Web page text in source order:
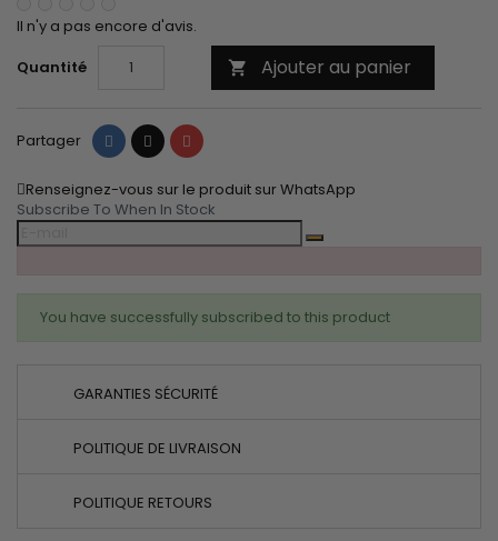
Il n'y a pas encore d'avis.
Quantité
 Ajouter au panier
Partager PartagerTweet Pinterest
Renseignez-vous sur le produit sur WhatsApp
Subscribe To When In Stock
You have successfully subscribed to this product
GARANTIES SÉCURITÉ
POLITIQUE DE LIVRAISON
POLITIQUE RETOURS